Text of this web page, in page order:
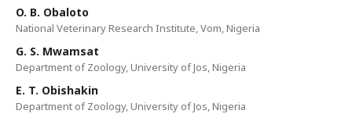
O. B. Obaloto
National Veterinary Research Institute, Vom, Nigeria
G. S. Mwamsat
Department of Zoology, University of Jos, Nigeria
E. T. Obishakin
Department of Zoology, University of Jos, Nigeria